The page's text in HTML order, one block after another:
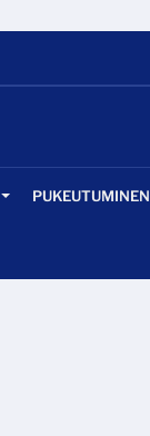
PUKEUTUMINEN